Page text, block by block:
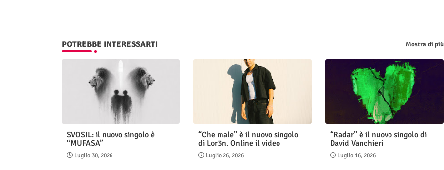
POTREBBE INTERESSARTI Mostra di più
SVOSIL: il nuovo singolo è
“MUFASA”
Luglio 30, 2026
“Che male” è il nuovo singolo
di Lor3n. Online il video
Luglio 26, 2026
“Radar” è il nuovo singolo di
David Vanchieri
Luglio 16, 2026